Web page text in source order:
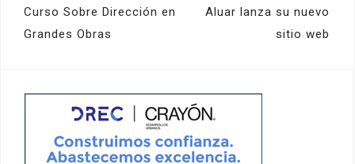
Navegación
de
Curso Sobre Dirección en
Grandes Obras
Aluar lanza su nuevo
sitio web